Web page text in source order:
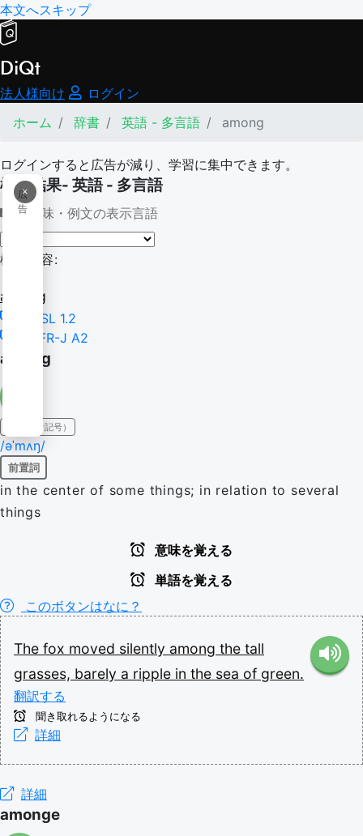
本文へスキップ
DiQt
法人様向け
ログイン
ホーム
辞書 英語 - 多言語 among
ログインすると広告が減り、学習に集中できます。
×
広
告
検索結果- 英語 - 多言語
意味・例文の表示言語
検索内容:
among
NGSL 1.2
CEFR-J A2
among
IPA（発音記号）
/əˈmʌŋ/
前置詞
in the center of some things; in relation to several
things
意味を覚える
単語を覚える
このボタンはなに？
The fox moved silently among the tall
grasses, barely a ripple in the sea of green.
翻訳する
聞き取れるようになる
詳細
詳細
amonge